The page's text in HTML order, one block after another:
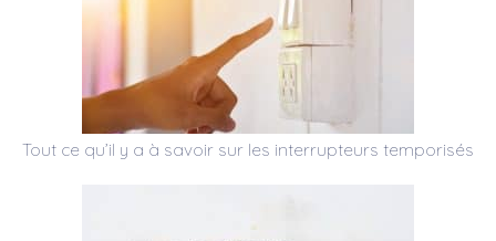
Tout ce qu’il y a à savoir sur les interrupteurs temporisés